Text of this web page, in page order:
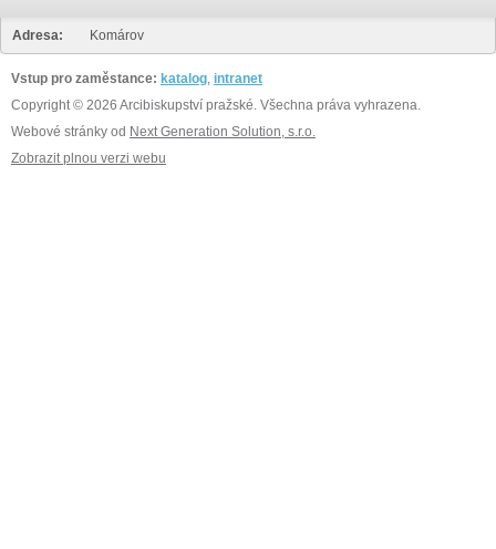
Adresa: Komárov
Vstup pro zaměstance: katalog, intranet
Copyright © 2026 Arcibiskupství pražské. Všechna práva vyhrazena.
Webové stránky od Next Generation Solution, s.r.o.
Zobrazit plnou verzi webu